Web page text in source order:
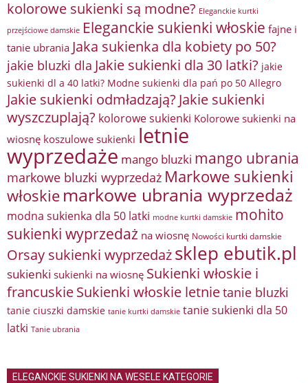
kolorowe sukienki są modne? Eleganckie kurtki
przejściowe damskie Eleganckie sukienki włoskie fajne i
tanie ubrania Jaka sukienka dla kobiety po 50?
jakie bluzki dla Jakie sukienki dla 30 latki? jakie
sukienki dl a 40 latki? Modne sukienki dla pań po 50 Allegro
Jakie sukienki odmładzają? Jakie sukienki
wyszczuplają? kolorowe sukienki Kolorowe sukienki na
wiosnę koszulowe sukienki letnie
wyprzedaże mango bluzki mango ubrania
markowe bluzki wyprzedaż Markowe sukienki
włoskie markowe ubrania wyprzedaż
modna sukienka dla 50 latki modne kurtki damskie mohito
sukienki wyprzedaż na wiosnę Nowości kurtki damskie
Orsay sukienki wyprzedażsklep ebutik.pl
sukienki sukienki na wiosnę Sukienki włoskie i
francuskieSukienki włoskie letnietanie bluzki
tanie ciuszki damskie tanie kurtki damskie tanie sukienki dla 50
latki Tanie ubrania
ELEGANCKIE SUKIENKI NA WESELE KATEGORIE